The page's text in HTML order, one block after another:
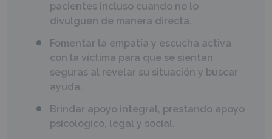
pacientes incluso cuando no lo
divulguen de manera directa.
Fomentar la empatía y escucha activa
con la víctima para que se sientan
seguras al revelar su situación y buscar
ayuda.
Brindar apoyo integral, prestando apoyo
psicológico, legal y social.